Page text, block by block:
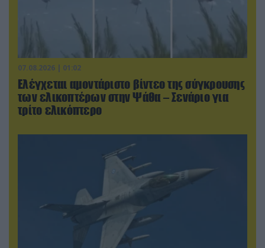
07.08.2026 | 01:02
Ελέγχεται αμοντάριστο βίντεο της σύγκρουσης
των ελικοπτέρων στην Ψάθα – Σενάριο για
τρίτο ελικόπτερο